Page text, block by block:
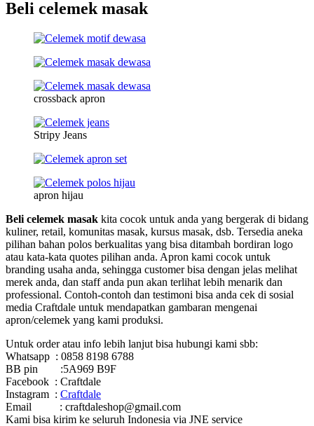
Beli celemek masak
crossback apron
Stripy Jeans
apron hijau
Beli celemek masak kita cocok untuk anda yang bergerak di bidang
kuliner, retail, komunitas masak, kursus masak, dsb. Tersedia aneka
pilihan bahan polos berkualitas yang bisa ditambah bordiran logo
atau kata-kata quotes pilihan anda. Apron kami cocok untuk
branding usaha anda, sehingga customer bisa dengan jelas melihat
merek anda, dan staff anda pun akan terlihat lebih menarik dan
professional. Contoh-contoh dan testimoni bisa anda cek di sosial
media Craftdale untuk mendapatkan gambaran mengenai
apron/celemek yang kami produksi.
Untuk order atau info lebih lanjut bisa hubungi kami sbb:
Whatsapp : 0858 8198 6788
BB pin :5A969 B9F
Facebook : Craftdale
Instagram : Craftdale
Email : craftdaleshop@gmail.com
Kami bisa kirim ke seluruh Indonesia via JNE service